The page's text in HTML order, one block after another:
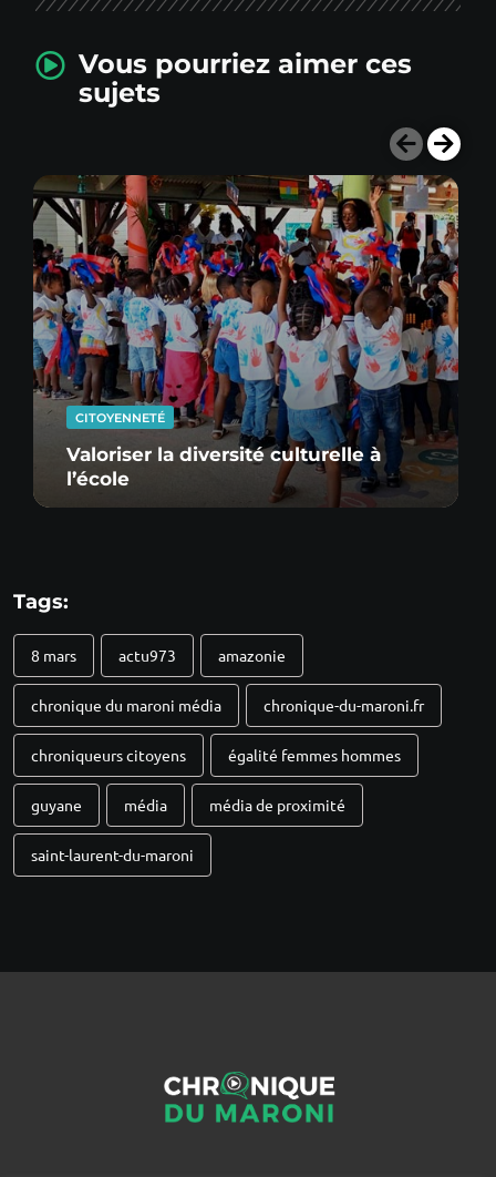
Vous pourriez aimer ces
sujets
CITOYENNETÉ
Valoriser la diversité culturelle à
l’école
Tags:
8 mars actu973 amazonie
chronique du maroni média chronique-du-maroni.fr
chroniqueurs citoyens égalité femmes hommes
guyane média média de proximité
saint-laurent-du-maroni